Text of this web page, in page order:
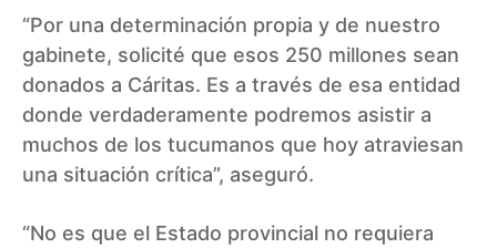
“Por una determinación propia y de nuestro
gabinete, solicité que esos 250 millones sean
donados a Cáritas. Es a través de esa entidad
donde verdaderamente podremos asistir a
muchos de los tucumanos que hoy atraviesan
una situación crítica”, aseguró.
“No es que el Estado provincial no requiera